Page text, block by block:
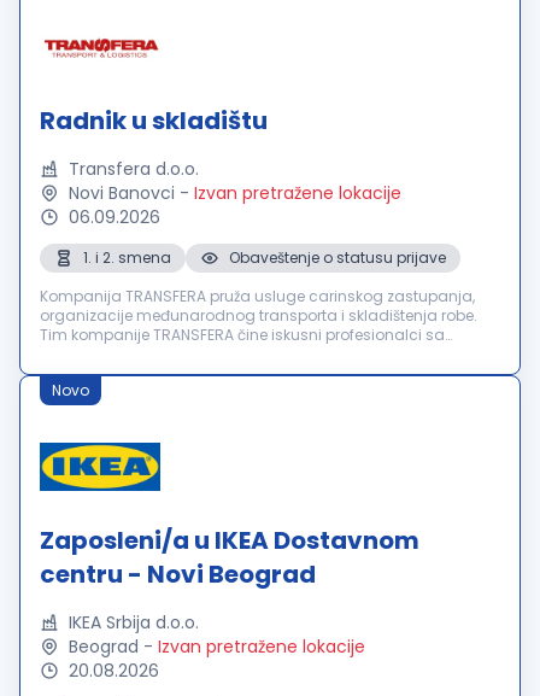
Radnik u skladištu
Transfera d.o.o.
Novi Banovci - Izvan pretražene lokacije
06.09.2026
1. i 2. smena
Obaveštenje o statusu prijave
Kompanija TRANSFERA pruža usluge carinskog zastupanja,
organizacije međunarodnog transporta i skladištenja robe.
Tim kompanije TRANSFERA čine iskusni profesionalci sa
prednosti kompanije su ...
Novo
Zaposleni/a u IKEA Dostavnom
centru - Novi Beograd
IKEA Srbija d.o.o.
Beograd - Izvan pretražene lokacije
20.08.2026